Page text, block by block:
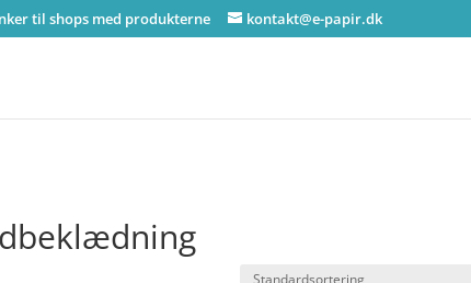
til shops med produkterne kontakt@e-papir.dk